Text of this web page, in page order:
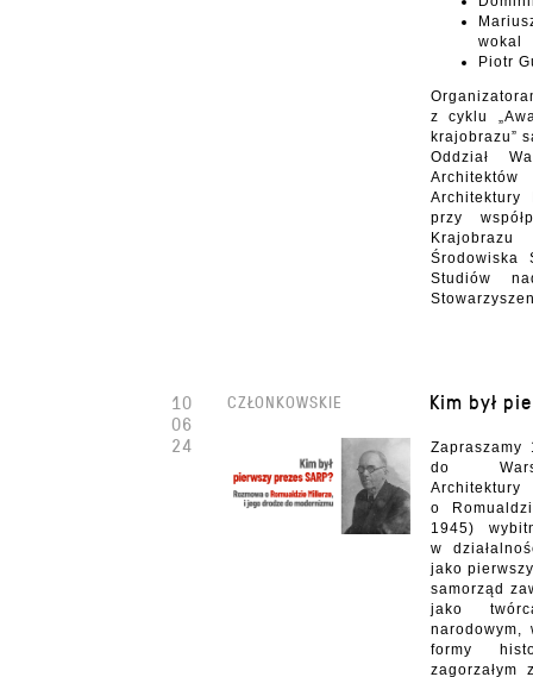
wokal
Piotr
z cyklu
krajobrazu”
Oddział
Architektury
przy
Środowiska
Studiów
Kim był
CZŁONKOWSKIE
do
o
1945)
w
jako
samorząd
jako
narodowym,
formy
zagorzałym
10
06
24